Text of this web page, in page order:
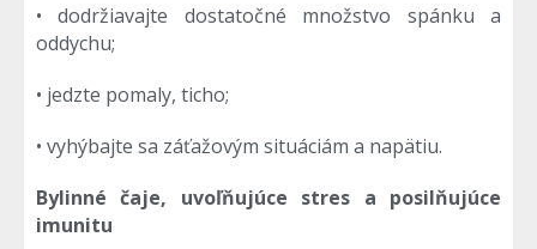
• dodržiavajte dostatočné množstvo spánku a
oddychu;
• jedzte pomaly, ticho;
• vyhýbajte sa záťažovým situáciám a napätiu.
Bylinné čaje, uvoľňujúce stres a posilňujúce
imunitu